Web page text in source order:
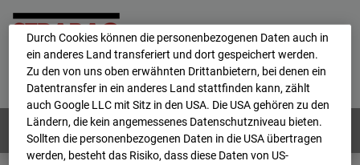
Home E-Mail Impressum
Login
Deutsch / English
Webcams: Alle Länder
Durch Cookies können die personenbezogenen Daten auch in
ein anderes Land transferiert und dort gespeichert werden.
Zu den von uns oben erwähnten Drittanbietern, bei denen ein
Datentransfer in ein anderes Land stattfinden kann, zählt
auch Google LLC mit Sitz in den USA. Die USA gehören zu den
Ländern, die kein angemessenes Datenschutzniveau bieten.
Sollten die personenbezogenen Daten in die USA übertragen
werden, besteht das Risiko, dass diese Daten von US-